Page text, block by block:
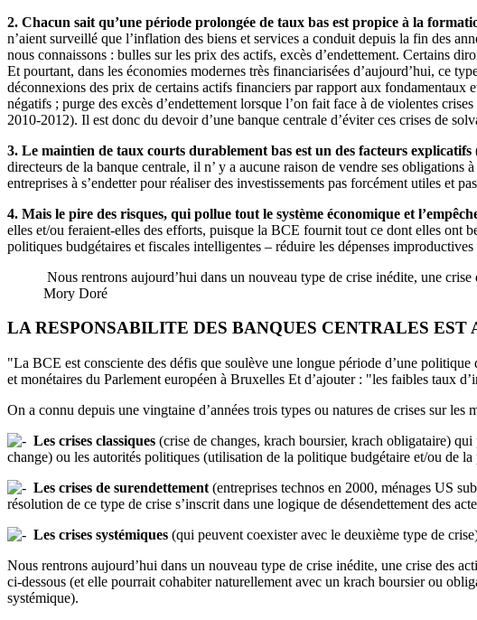
2. Chacun sait qu’une période prolongée de taux bas est propice à la
n’aient surveillé que l’inflation des biens et services a conduit depuis la fin des
nous connaissons : bulles sur les prix des actifs, excès d’endettement. Certains
Et pourtant, dans les économies modernes très financiarisées d’aujourd’hui, ce
déconnexions des prix de certains actifs financiers par rapport aux fondamentaux
négatifs ; purge des excès d’endettement lorsque l’on fait face à de violentes
2010-2012). Il est donc du devoir d’une banque centrale d’éviter ces crises de
3. Le maintien de taux courts durablement bas est un des facteurs
directeurs de la banque centrale, il n’ y a aucune raison de vendre ses
entreprises à s’endetter pour réaliser des investissements pas forcément utiles et
4. Mais le pire des risques, qui pollue tout le système économique et
elles et/ou feraient-elles des efforts, puisque la BCE fournit tout ce dont elles ont
politiques budgétaires et fiscales intelligentes – réduire les dépenses
Nous rentrons aujourd’hui dans un nouveau type de crise inédite, une
Mory Doré
LA RESPONSABILITE DES BANQUES CENTRALES EST
"La BCE est consciente des défis que soulève une longue période d’une
et monétaires du Parlement européen à Bruxelles Et d’ajouter : "les faibles taux
On a connu depuis une vingtaine d’années trois types ou natures de crises sur les
Les crises classiques (crise de changes, krach boursier, krach obligataire)
change) ou les autorités politiques (utilisation de la politique budgétaire et/ou de
Les crises de surendettement (entreprises technos en 2000, ménages US
résolution de ce type de crise s’inscrit dans une logique de désendettement des
Les crises systémiques (qui peuvent coexister avec le deuxième type de
Nous rentrons aujourd’hui dans un nouveau type de crise inédite, une crise des
ci-dessous (et elle pourrait cohabiter naturellement avec un krach boursier ou
systémique).